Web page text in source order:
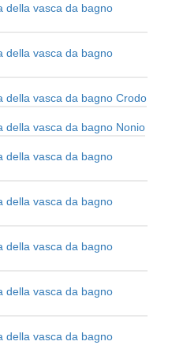
della vasca da bagno
della vasca da bagno
della vasca da bagno Crodo
della vasca da bagno Nonio
della vasca da bagno
della vasca da bagno
della vasca da bagno
della vasca da bagno
della vasca da bagno